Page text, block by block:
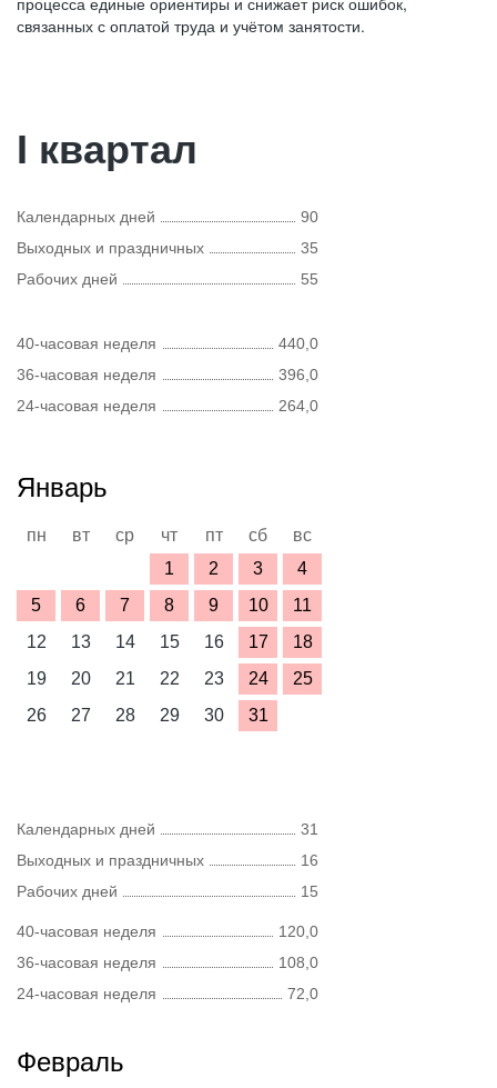
связанных с оплатой труда и учётом занятости.
I квартал
Календарных дней
90
Выходных и праздничных
35
Рабочих дней
55
40-часовая неделя
440,0
36-часовая неделя
396,0
24-часовая неделя
264,0
Январь
пн вт ср чт пт сб
вс
1
2 3
4
5
6 7 8 9 10
11
12
13 14 15 16 17
18
19
20 21 22 23 24
25
26
27 28 29 30 31
Календарных дней
31
Выходных и праздничных
16
Рабочих дней
15
40-часовая неделя
120,0
36-часовая неделя
108,0
24-часовая неделя
72,0
Февраль